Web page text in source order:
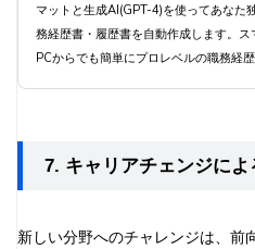
職種別職務経歴書テンプレ
豊富な自己PR例文と職務要
文で簡単作成 | 職務経歴書
マットと生成AI(GPT-4)を使ってあなた
務経歴書・履歴書を自動作成します。ス
PCからでも簡単にプロレベルの職務経歴
7. キャリアチェンジによ
新しい分野へのチャレンジは、前